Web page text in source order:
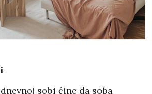
sobi čine da soba